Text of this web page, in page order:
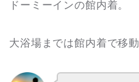
ドーミーインの館内着。
大浴場までは館内着で移動